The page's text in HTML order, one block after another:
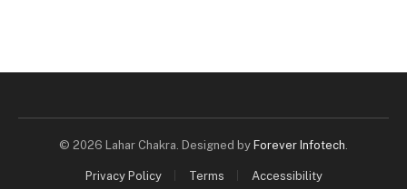
© 2026 Lahar Chakra. Designed by Forever Infotech
Privacy Policy Terms Accessibility